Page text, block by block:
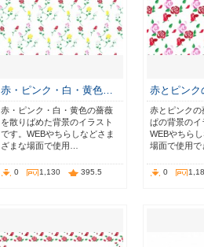
赤・ピンク・白・黄色…
赤・ピンク・白・黄色の薔薇
を散りばめた背景のイラスト
です。WEBやちらしなどさま
ざまな場面で使用…
0 1,130 395.5
赤とピン
赤とピンクの
ぱの背景のイ
WEBやちら
場面で使用で
0